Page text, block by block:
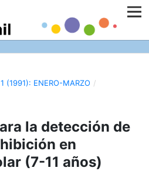
(1991): ENERO-MARZO /
la detección de
en
(7-11 años)